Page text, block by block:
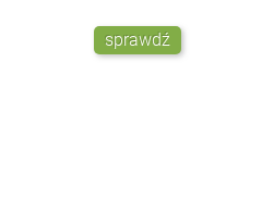
sprawdź